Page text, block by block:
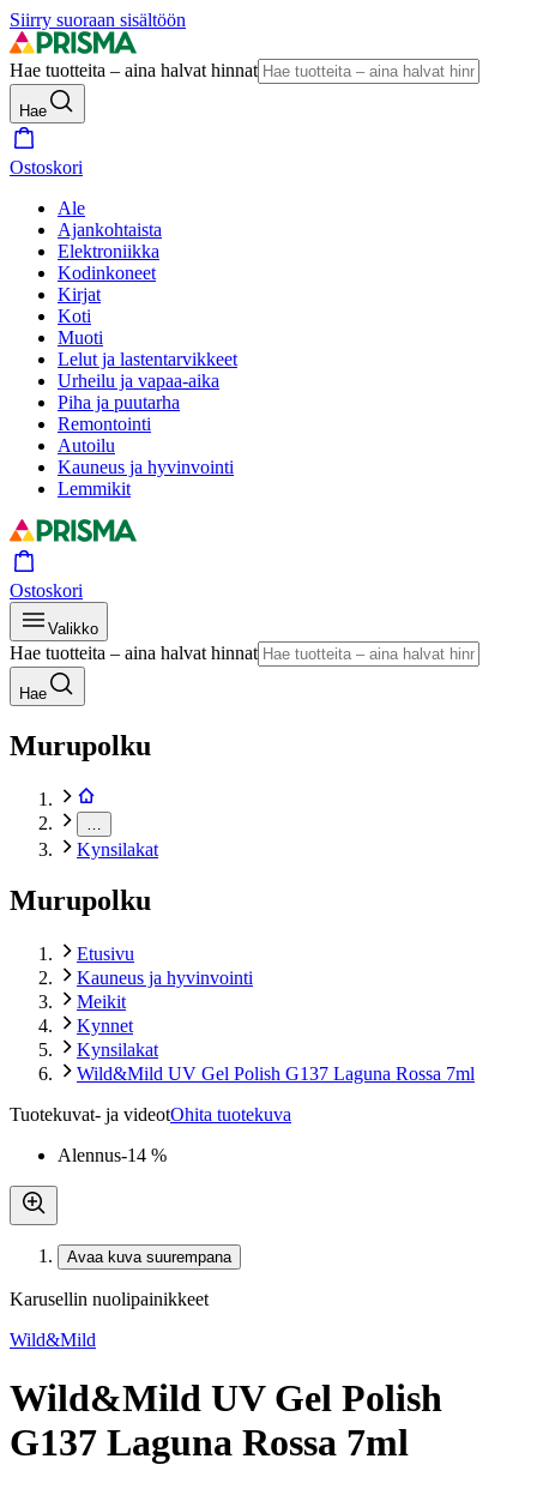
Siirry suoraan sisältöön
Hae tuotteita – aina halvat hinnat
Hae
Ostoskori
Ale
Ajankohtaista
Elektroniikka
Kodinkoneet
Kirjat
Koti
Muoti
Lelut ja lastentarvikkeet
Urheilu ja vapaa-aika
Piha ja puutarha
Remontointi
Autoilu
Kauneus ja hyvinvointi
Lemmikit
Ostoskori
Valikko
Hae tuotteita – aina halvat hinnat
Hae
Murupolku
Kynsilakat
Murupolku
Etusivu
Kauneus ja hyvinvointi
Meikit
Kynnet
Kynsilakat
Wild&Mild UV Gel Polish G137 Laguna Rossa 7ml
Tuotekuvat- ja videotOhita tuotekuva
Alennus-14 %
Avaa kuva suurempana
Karusellin nuolipainikkeet
Wild&Mild
Wild&Mild UV Gel Polish
G137 Laguna Rossa 7ml